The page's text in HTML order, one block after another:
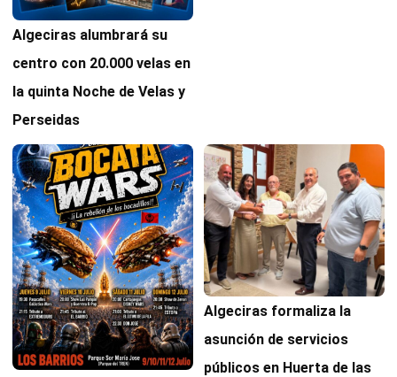
Algeciras alumbrará su
centro con 20.000 velas en
la quinta Noche de Velas y
Perseidas
Algeciras formaliza la
asunción de servicios
públicos en Huerta de las